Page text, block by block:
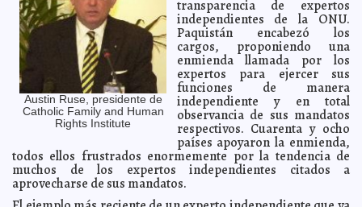
2011-12-06 18:36:23 Convoca Santiago Creel a transparentar recursos de la
precampaña A7
2011-12-06 18:33:16 El PAN recaba opiniones de los yucatecos sobre el
presupuesto estatal 2012
2011-12-06 18:27:35 SCT celebra que Nextel y Iusacell hayan acordado
retirar sendos recursos legales
2011-12-06 18:21:31 Inauguran calles en CenotilloA7
2011-12-06 14:13:21 La Península, buena zona para Pronósticos para la
Asistencia Pública
2011-12-06 14:08:04 Los diputados creen que la educación se logra por
decreto Guillermo Barrera Fernandez
2011-12-06 13:24:41 Benedicto XVI critica los documentos internacionales
cuestionables Guillermo Barrera Fernandez
Austin Ruse, presidente de
Catholic Family and Human
Rights Institute
transparencia de expertos
independientes de la ONU.
Paquistán encabezó los
cargos, proponiendo una
enmienda llamada por los
expertos para ejercer sus
funciones de manera
independiente y en total
observancia de sus mandatos
respectivos. Cuarenta y ocho
países apoyaron la enmienda,
todos ellos frustrados enormemente por la tendencia de
muchos de los expertos independientes citados a
aprovecharse de sus mandatos.